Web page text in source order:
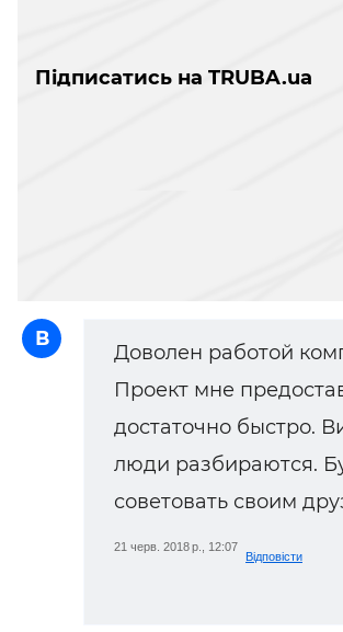
Підписатись на TRUBA.ua
В
Доволен работой
Проект мне
достаточно быстро.
люди разбираются.
советовать своим
21 черв. 2018 р., 12:07
Відповісти